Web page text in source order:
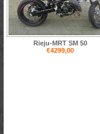
Rieju-MRT SM 50
€4299,00